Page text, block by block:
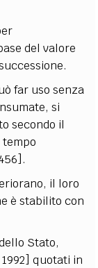
del valore
far uso senza
si
secondo il
il loro
è stabilito con
Stato,
quotati in